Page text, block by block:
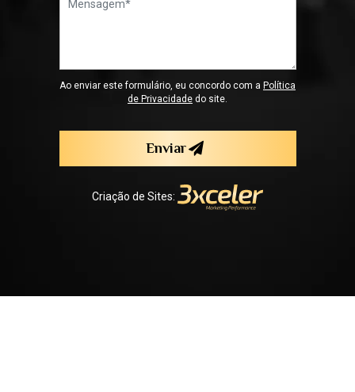
Ao enviar este formulário, eu concordo com a Política
de Privacidade do site.
Enviar
Criação de Sites: